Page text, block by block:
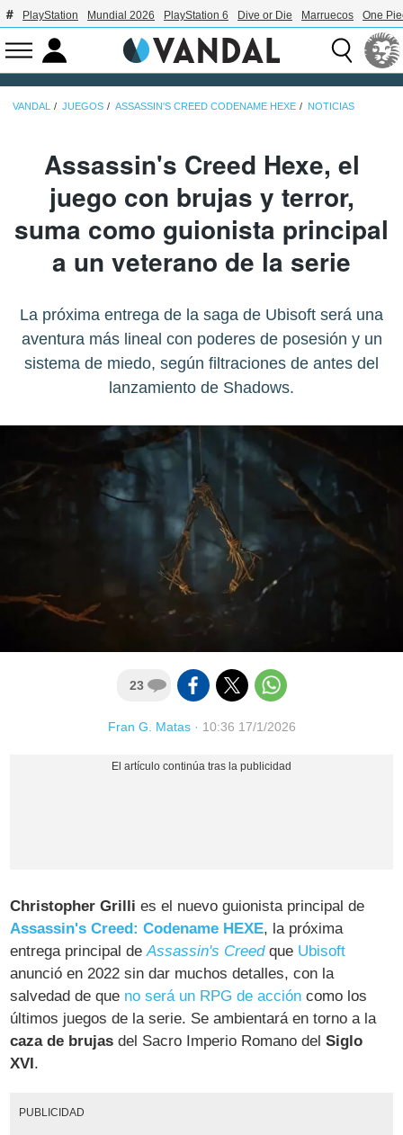
PlayStation Mundial 2026 PlayStation 6 Dive or Die Marruecos One
VANDAL JUEGOS ASSASSIN'S CREED CODENAME HEXE NOTICIAS
Assassin's Creed Hexe, el
juego con brujas y terror,
suma como guionista principal
a un veterano de la serie
La próxima entrega de la saga de Ubisoft será una
aventura más lineal con poderes de posesión y un
sistema de miedo, según filtraciones de antes del
lanzamiento de Shadows.
23
Fran G. Matas· 10:36 17/1/2026
Christopher Grilli es el nuevo guionista principal de
Assassin's Creed: Codename HEXE, la próxima
entrega principal deAssassin's Creedque Ubisoft
anunció en 2022 sin dar muchos detalles, con la
salvedad de que no será un RPG de acción como los
últimos juegos de la serie. Se ambientará en torno a la
caza de brujas del Sacro Imperio Romano delSiglo
XVI.
PUBLICIDAD